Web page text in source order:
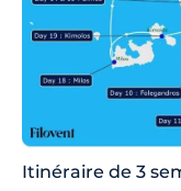
Itinéraire de 3